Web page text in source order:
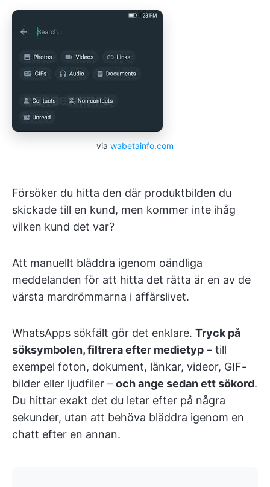
via wabetainfo.com
Försöker du hitta den där produktbilden du
skickade till en kund, men kommer inte ihåg
vilken kund det var?
Att manuellt bläddra igenom oändliga
meddelanden för att hitta det rätta är en av de
värsta mardrömmarna i affärslivet.
WhatsApps sökfält gör det enklare. Tryck på
söksymbolen, filtrera efter medietyp – till
exempel foton, dokument, länkar, videor, GIF-
bilder eller ljudfiler – och ange sedan ett sökord.
Du hittar exakt det du letar efter på några
sekunder, utan att behöva bläddra igenom en
chatt efter en annan.